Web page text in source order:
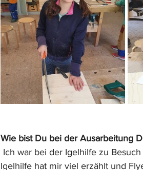
Wie bist Du bei der Ausarbeitung
Ich war bei der Igelhilfe zu
Igelhilfe hat mir viel erzählt und